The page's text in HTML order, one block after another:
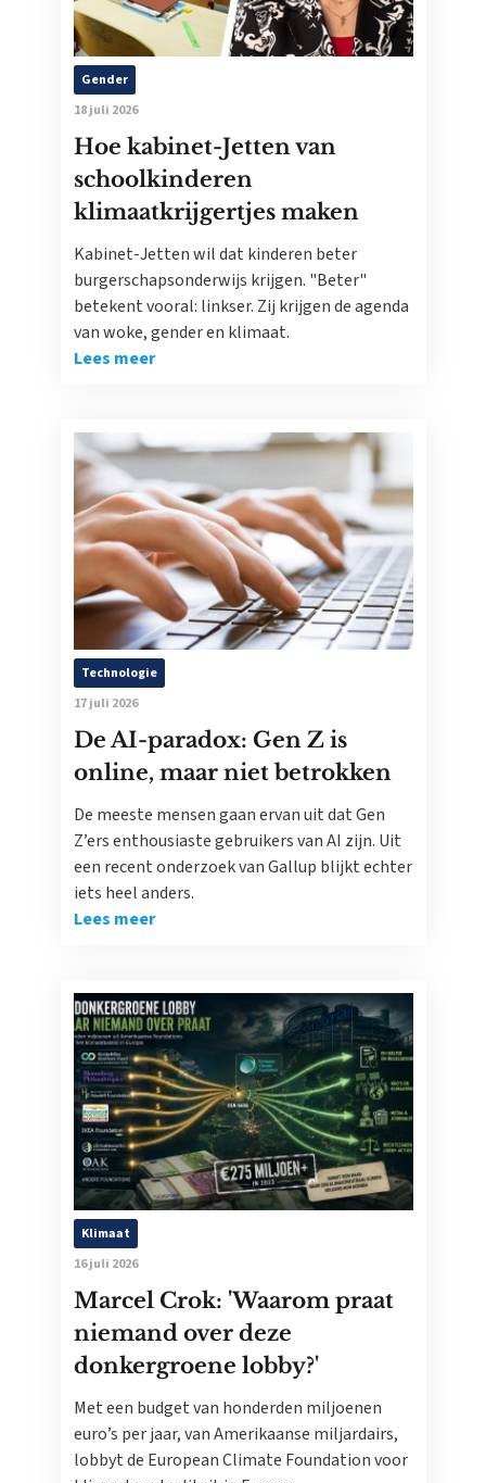
Gender
18 juli 2026
Hoe kabinet-Jetten van
schoolkinderen
klimaatkrijgertjes maken
Kabinet-Jetten wil dat kinderen beter
burgerschapsonderwijs krijgen. "Beter"
betekent vooral: linkser. Zij krijgen de agenda
van woke, gender en klimaat.
Lees meer
Technologie
17 juli 2026
De AI-paradox: Gen Z is
online, maar niet betrokken
De meeste mensen gaan ervan uit dat Gen
Z’ers enthousiaste gebruikers van AI zijn. Uit
een recent onderzoek van Gallup blijkt echter
iets heel anders.
Lees meer
Klimaat
16 juli 2026
Marcel Crok: 'Waarom praat
niemand over deze
donkergroene lobby?'
Met een budget van honderden miljoenen
euro’s per jaar, van Amerikaanse miljardairs,
lobbyt de European Climate Foundation voor